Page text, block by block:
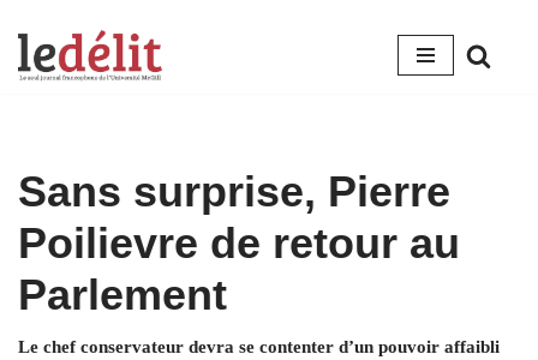
Aller
Sans surprise, Pierre
Poilievre de retour au
Parlement
Le chef conservateur devra se contenter d’un pouvoir affaibli